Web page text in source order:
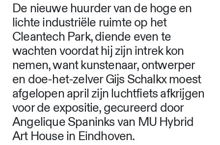
De nieuwe huurder van de hoge en
lichte industriële ruimte op het
Cleantech Park, diende even te
wachten voordat hij zijn intrek kon
nemen, want kunstenaar, ontwerper
en doe-het-zelver Gijs Schalkx moest
afgelopen april zijn luchtfiets afkrijgen
voor de expositie, gecureerd door
Angelique Spaninks van MU Hybrid
Art House in Eindhoven.